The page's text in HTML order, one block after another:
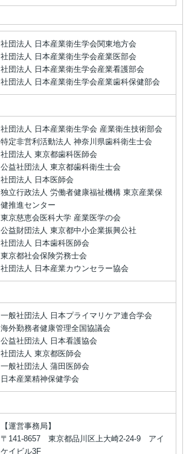
社団法人 日本産業衛生学会関東地方会
社団法人 日本産業衛生学会産業医部会
社団法人 日本産業衛生学会産業看護部会
社団法人 日本産業衛生学会産業歯科保健部会
社団法人 日本産業衛生学会 産業衛生技術部会
特定非営利活動法人 神奈川県歯科衛生士会
社団法人 東京都歯科医師会
公益社団法人 東京都歯科衛生士会
社団法人 日本医師会
独立行政法人 労働者健康福祉機構 東京産業保
健推進センター
東京慈恵会医科大学 産業医学の会
公益財団法人 東京都中小企業振興公社
社団法人 日本歯科医師会
東京都社会保険労務士会
社団法人 日本産業カウンセラー協会
一般社団法人 日本プライマリケア連合学会
海外勤務者健康管理全国協議会
公益社団法人 日本看護協会
社団法人 東京都医師会
一般社団法人 蒲田医師会
日本産業精神保健学会
【運営事務局】
〒141-8657 東京都品川区上大崎2-24-9 アイ
ケイビル3F